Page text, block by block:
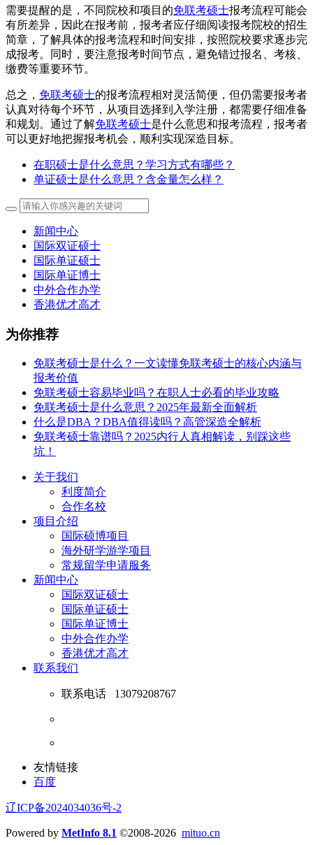
需要提醒的是，不同院校和项目的免联考硕士报考流程可能会
有所差异，因此在报考前，报考者应仔细阅读报考院校的招生
简章，了解具体的报考流程和时间安排，按照院校要求逐步完
成报考。同时，要注意报考时间节点，避免错过报名、考核、
缴费等重要环节。
总之， 免联考硕士的报考流程相对灵活简便，但仍需要报考者
认真对待每个环节，从项目选择到入学注册，都需要仔细准备
和规划。通过了解免联考硕士是什么意思和报考流程，报考者
可以更好地把握报考机会，顺利实现深造目标。
在职硕士是什么意思？学习方式有哪些？
单证硕士是什么意思？含金量怎么样？
新闻中心
国际双证硕士
国际单证硕士
国际单证博士
中外合作办学
香港优才高才
为你推荐
免联考硕士是什么？一文读懂免联考硕士的核心内涵与
报考价值
免联考硕士容易毕业吗？在职人士必看的毕业攻略
免联考硕士是什么意思？2025年最新全面解析
什么是DBA？DBA值得读吗？高管深造全解析
免联考硕士靠谱吗？2025内行人真相解读，别踩这些
坑！
关于我们
利度简介
合作名校
项目介绍
国际硕博项目
海外研学游学项目
常规留学申请服务
新闻中心
国际双证硕士
国际单证硕士
国际单证博士
中外合作办学
香港优才高才
联系我们
联系电话 13079208767
友情链接
百度
辽ICP备2024034036号-2
Powered by MetInfo 8.1 ©2008-2026 mituo.cn